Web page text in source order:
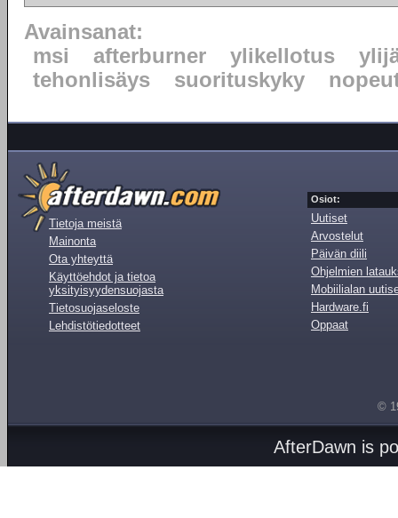
Avainsanat:
msi
afterburner ylikellotus
tehonlisäys
suorituskyky
Tietoja meistä
Mainonta
Ota yhteyttä
Käyttöehdot ja tietoa
yksityisyydensuojasta
Tietosuojaseloste
Lehdistötiedotteet
Osiot:
Uutiset
Arvostelut
Päivän diili
Ohjelmien
Mobiilialan
Hardware.fi
Oppaat
©
AfterDawn is